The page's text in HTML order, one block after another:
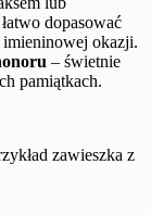
dopasować
okazji.
– świetnie
pamiątkach.
zawieszka z